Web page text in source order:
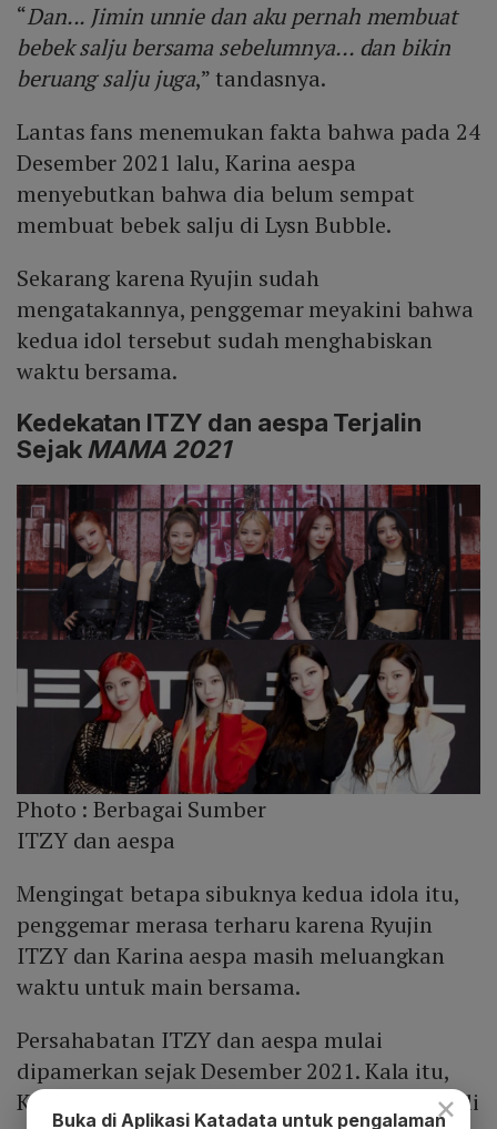
“Dan... Jimin unnie dan aku pernah membuat
bebek salju bersama sebelumnya... dan bikin
beruang salju juga,” tandasnya.
Lantas fans menemukan fakta bahwa pada 24
Desember 2021 lalu, Karina aespa
menyebutkan bahwa dia belum sempat
membuat bebek salju di Lysn Bubble.
Sekarang karena Ryujin sudah
mengatakannya, penggemar meyakini bahwa
kedua idol tersebut sudah menghabiskan
waktu bersama.
Kedekatan ITZY dan aespa Terjalin
SejakMAMA 2021
Photo :Berbagai Sumber
ITZY dan aespa
Mengingat betapa sibuknya kedua idola itu,
penggemar merasa terharu karena Ryujin
ITZY dan Karina aespa masih meluangkan
waktu untuk main bersama.
Persahabatan ITZY dan aespa mulai
dipamerkan sejak Desember 2021. Kala itu,
Karina aespa dan Yeji ITZY tampil bersama di
×
Buka di Aplikasi Katadata untuk pengalaman